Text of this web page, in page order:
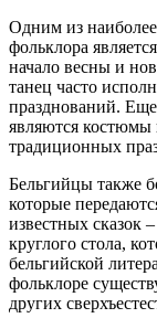
Одним из наиболее
фольклора
начало весны и
танец часто
празднований.
являются костюмы
традиционных
Бельгийцы также
которые
известных сказок
круглого стола,
бельгийской
фольклоре
других